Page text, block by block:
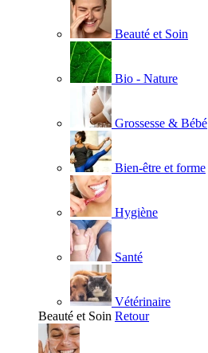
Beauté et Soin
Bio - Nature
Grossesse & Bébé
Bien-être et forme
Hygiène
Santé
Vétérinaire
Beauté et Soin Retour